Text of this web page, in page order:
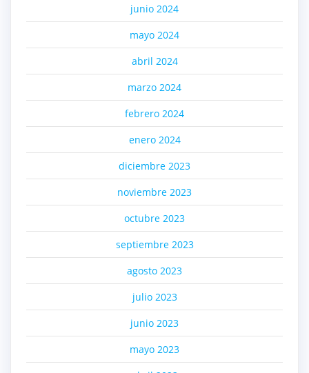
junio 2024
mayo 2024
abril 2024
marzo 2024
febrero 2024
enero 2024
diciembre 2023
noviembre 2023
octubre 2023
septiembre 2023
agosto 2023
julio 2023
junio 2023
mayo 2023